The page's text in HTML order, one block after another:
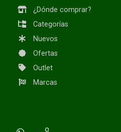
¿Dónde comprar?
Categorías
Nuevos
Ofertas
Outlet
Marcas